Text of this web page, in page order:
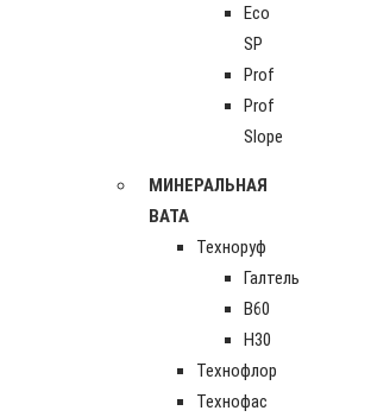
Eco
SP
Prof
Prof
Slope
МИНЕРАЛЬНАЯ
ВАТА
Техноруф
Галтель
В60
Н30
Технофлор
Технофас